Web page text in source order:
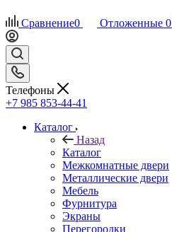
Сравнение0 Отложенные 0
Телефоны
+7 985 853-44-41
Каталог
Назад
Каталог
Межкомнатные двери
Металлические двери
Мебель
Фурнитура
Экраны
Перегородки